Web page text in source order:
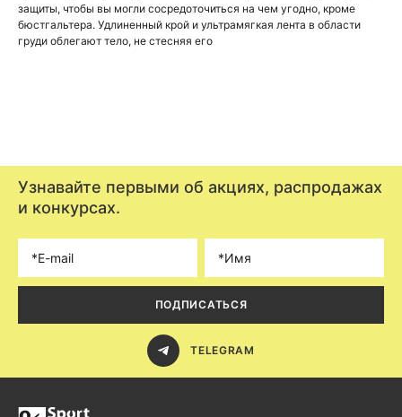
защиты, чтобы вы могли сосредоточиться на чем угодно, кроме
бюстгальтера. Удлиненный крой и ультрамягкая лента в области
груди облегают тело, не стесняя его
Узнавайте первыми об акциях, распродажах
и конкурсах.
ПОДПИСАТЬСЯ
TELEGRAM